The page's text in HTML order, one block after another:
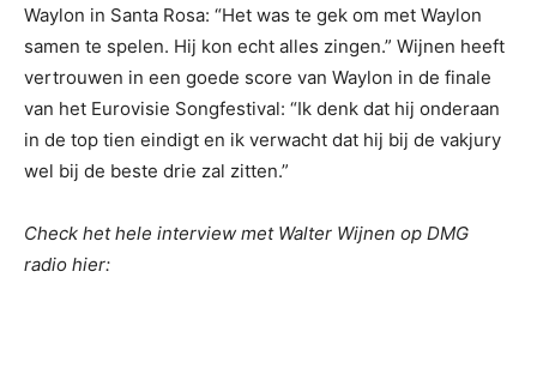
Waylon in Santa Rosa: “Het was te gek om met Waylon
samen te spelen. Hij kon echt alles zingen.” Wijnen heeft
vertrouwen in een goede score van Waylon in de finale
van het Eurovisie Songfestival: “Ik denk dat hij onderaan
in de top tien eindigt en ik verwacht dat hij bij de vakjury
wel bij de beste drie zal zitten.”
Check het hele interview met Walter Wijnen op DMG
radio hier: